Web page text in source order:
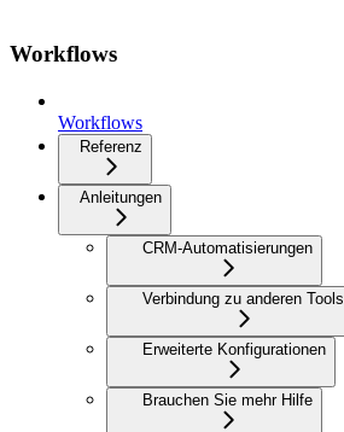
Workflows
Workflows
Referenz
Anleitungen
CRM-Automatisierungen
Verbindung zu anderen Tools
Erweiterte Konfigurationen
Brauchen Sie mehr Hilfe